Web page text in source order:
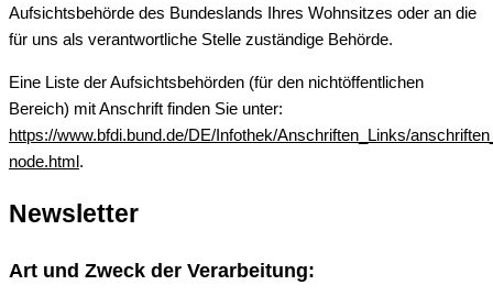
Aufsichtsbehörde des Bundeslands Ihres Wohnsitzes oder an die
für uns als verantwortliche Stelle zuständige Behörde.
Eine Liste der Aufsichtsbehörden (für den nichtöffentlichen
Bereich) mit Anschrift finden Sie unter:
https://www.bfdi.bund.de/DE/Infothek/Anschriften_Links/
node.html.
Newsletter
Art und Zweck der Verarbeitung: